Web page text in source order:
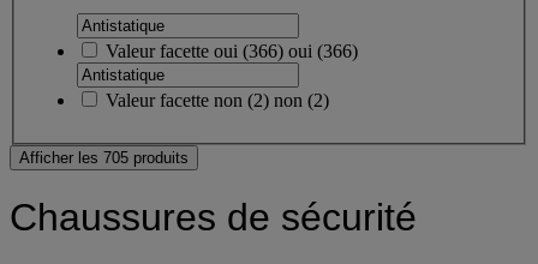
Valeur facette oui (366) oui (366)
Valeur facette non (2) non (2)
Afficher les 705 produits
Chaussures de sécurité